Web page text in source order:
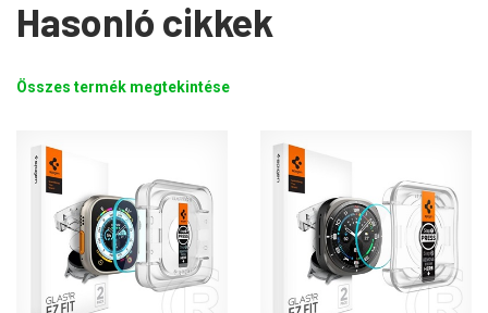
Hasonló cikkek
Összes termék megtekintése